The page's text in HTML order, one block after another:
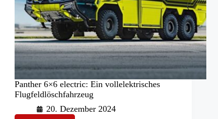
Panther 6×6 electric: Ein vollelektrisches
Flugfeldlöschfahrzeug
20. Dezember 2024